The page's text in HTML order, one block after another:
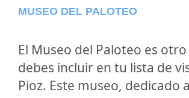
MUSEO DEL PALOTEO
El Museo del Paloteo es
debes incluir en tu lista de
Pioz. Este museo, dedicado